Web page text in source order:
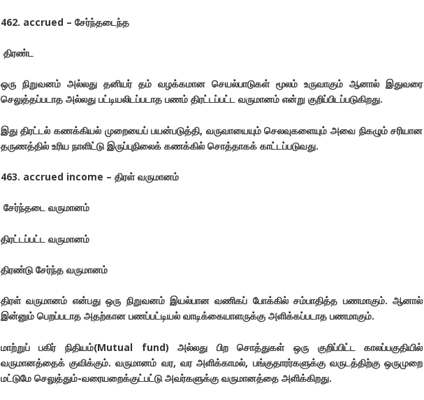
462. accrued – சேர்ந்தடைந்த
திரண்ட
ஒரு நிறுவனம் அல்லது தனியர் தம் வழக்கமான செயல்பாடுகள் மூலம் உருவாகும் ஆனால் இதுவரை
செலுத்தப்படாத அல்லது பட்டியலிடப்படாத பணம் திரட்டப்பட்ட வருமானம் என்று குறிப்பிடப்படுகிறது.
இது திரட்டல் கணக்கியல் முறையைப் பயன்படுத்தி, வருவாயையும் செலவுகளையும் அவை நிகழும் சரியான
தருணத்தில் உரிய நாளிட்டு இருப்புநிலைக் கணக்கில் சொத்தாகக் காட்டப்படுவது.
463. accrued income – திரள் வருமானம்
சேர்ந்தடை வருமானம்
திரட்டப்பட்ட வருமானம்
திரண்டு சேர்ந்த வருமானம்
திரள் வருமானம் என்பது ஒரு நிறுவனம் இயல்பான வணிகப் போக்கில் சம்பாதித்த பணமாகும். ஆனால்
இன்னும் பெறப்படாத அதற்கான பணப்பட்டியல் வாடிக்கையாளருக்கு அளிக்கப்படாத பணமாகும்.
மாற்றுப் பகிர் நிதியம்(Mutual fund) அல்லது பிற சொத்துகள் ஒரு குறிப்பிட்ட காலப்பகுதியில்
வருமானத்தைக் குவிக்கும். வருமானம் வர, வர அளிக்காமல், பங்குதாரர்களுக்கு வருடத்திற்கு ஒருமுறை
மட்டுமே செலுத்தும்-வரையறைக்குட்பட்டு அவர்களுக்கு வருமானத்தை அளிக்கிறது.